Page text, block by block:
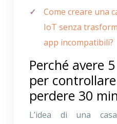
Come creare una
IoT senza
app incompatibili?
Perché avere
per
perdere 30
L’idea di una